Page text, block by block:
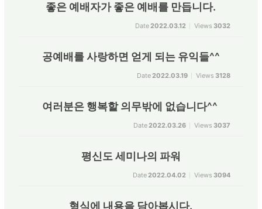
좋은 예배자가 좋은 예배를 만듭니다.
Date2022.03.12 Views 3032
공예배를 사랑하면 얻게 되는 유익들^^
Date2022.03.19 Views 3128
여러분은 행복할 의무밖에 없습니다^^
Date2022.03.26 Views 3037
평신도 세미나의 파워
Date2022.04.02 Views 3094
형식에 내용을 담아봅시다.